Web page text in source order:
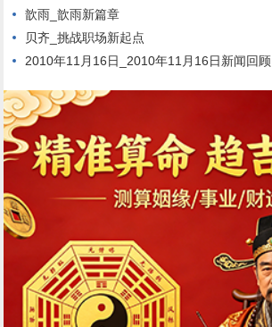
歆雨_歆雨新篇章
贝齐_挑战职场新起点
2010年11月16日_2010年11月16日新闻回顾